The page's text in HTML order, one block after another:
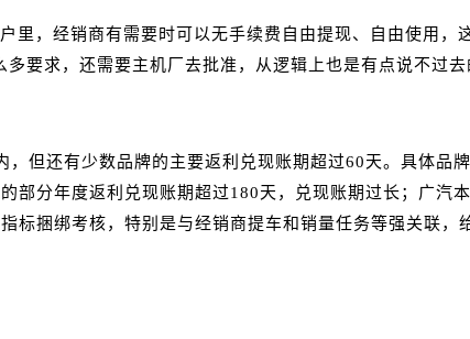
，经销商有需要时可以无手续费自由提现、自由使用，
要求，还需要主机厂去批准，从逻辑上也是有点说不过去
但还有少数品牌的主要返利兑现账期超过60天。具体品
部分年度返利兑现账期超过180天，兑现账期过长；广汽
标捆绑考核，特别是与经销商提车和销量任务等强关联